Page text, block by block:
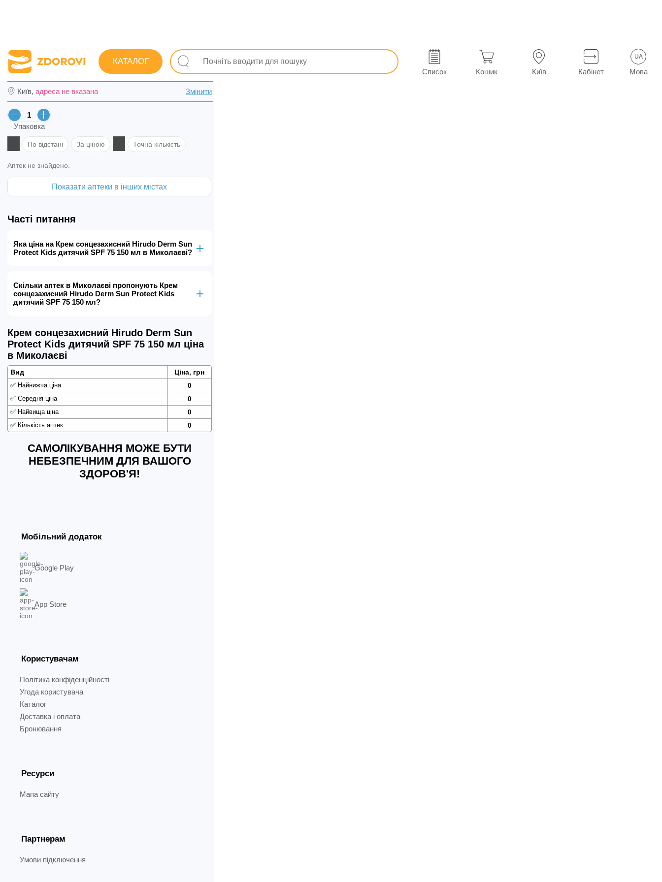
КАТАЛОГ
Список Кошик Київ Кабінет
UA
Мова
Пошук ліків Товари для дітей та мам Догляд за дитиною Здоровʼя та безпека дітей Крем сонцезахисний Hirudo Derm Sun Protect Kids дитячий SPF 75 150 мл
Крем сонцезахисний Hirudo Derm Sun Protect Kids дитячий SPF 75 150 мл в Миколаєві
Київ, адреса не вказана Змінити
Упаковка
По відстані За ціною Точна кількість
Аптек не знайдено.
Показати аптеки в інших містах
Часті питання
Яка ціна на Крем сонцезахисний Hirudo Derm Sun
Protect Kids дитячий SPF 75 150 мл в Миколаєві?
Скільки аптек в Миколаєві пропонують Крем
сонцезахисний Hirudo Derm Sun Protect Kids
дитячий SPF 75 150 мл?
Крем сонцезахисний Hirudo Derm Sun
Protect Kids дитячий SPF 75 150 мл ціна
в Миколаєві
Вид Ціна, грн
✅ Найнижча ціна
0
✅ Середня ціна
0
✅ Найвища ціна
0
✅ Кількість аптек 0
САМОЛІКУВАННЯ МОЖЕ БУТИ
НЕБЕЗПЕЧНИМ ДЛЯ ВАШОГО
ЗДОРОВ'Я!
Мобільний додаток
Google Play
App Store
Користувачам
Політика конфіденційності
Угода користувача
Каталог
Доставка і оплата
Бронювання
Ресурси
Мапа сайту
Партнерам
Умови підключення